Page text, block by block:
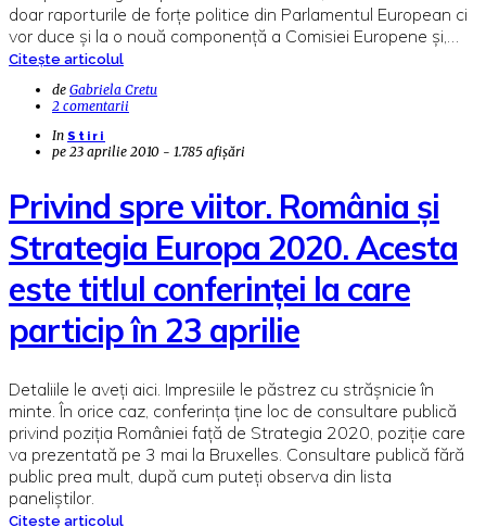
doar raporturile de forțe politice din Parlamentul European ci
vor duce și la o nouă componență a Comisiei Europene și,…
Citește articolul
de Gabriela Cretu
2 comentarii
In Stiri
pe 23 aprilie 2010 - 1.785 afișări
Privind spre viitor. România şi
Strategia Europa 2020. Acesta
este titlul conferinţei la care
particip în 23 aprilie
Detaliile le aveţi aici. Impresiile le păstrez cu străşnicie în
minte. În orice caz, conferinţa ţine loc de consultare publică
privind poziţia României faţă de Strategia 2020, poziţie care
va prezentată pe 3 mai la Bruxelles. Consultare publică fără
public prea mult, după cum puteţi observa din lista
paneliştilor.
Citește articolul